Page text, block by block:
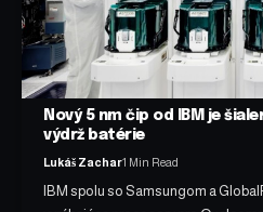
Nový 5 nm čip od IBM je
výdrž batérie
Lukáš Zachar1 Min Read
IBM spolu so Samsungom a